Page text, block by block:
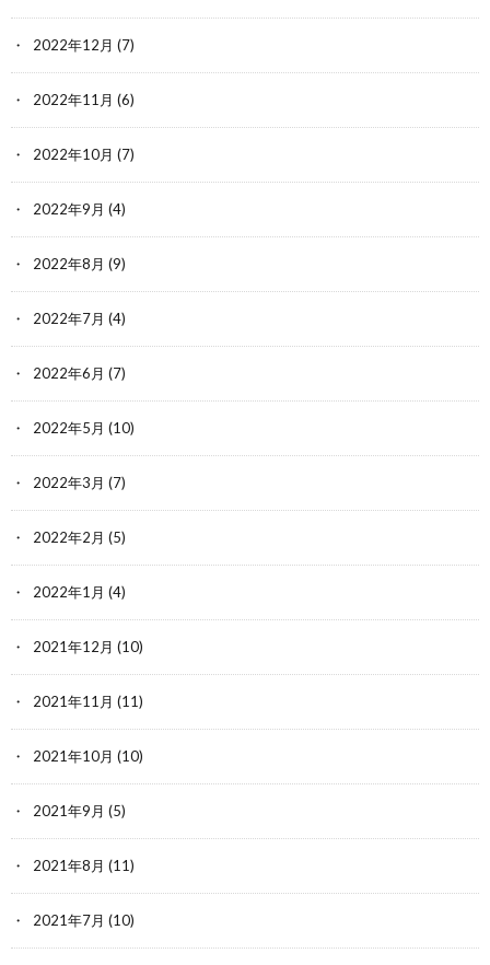
2022年12月 (7)
2022年11月 (6)
2022年10月 (7)
2022年9月 (4)
2022年8月 (9)
2022年7月 (4)
2022年6月 (7)
2022年5月 (10)
2022年3月 (7)
2022年2月 (5)
2022年1月 (4)
2021年12月 (10)
2021年11月 (11)
2021年10月 (10)
2021年9月 (5)
2021年8月 (11)
2021年7月 (10)